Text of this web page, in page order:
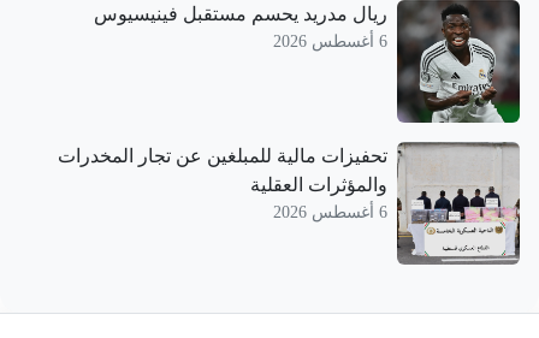
ريال مدريد يحسم مستقبل فينيسيوس
6 أغسطس 2026
تحفيزات مالية للمبلغين عن تجار المخدرات
والمؤثرات العقلية
6 أغسطس 2026